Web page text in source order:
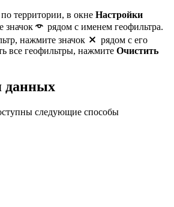
территории, в окне Настройки
значок
рядом с именем геофильтра.
нажмите значок
рядом с его
все геофильтры, нажмите Очистить
данных
следующие способы